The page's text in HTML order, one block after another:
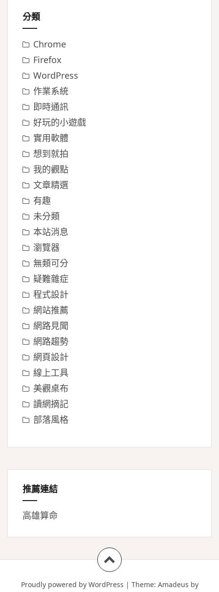
分類
Chrome
Firefox
WordPress
作業系統
即時通訊
好玩的小遊戲
實用軟體
想到就拍
我的觀點
文章精選
有趣
未分類
本站消息
瀏覽器
無類可分
疑難雜症
程式設計
網站推薦
網路見聞
網路趨勢
網頁設計
線上工具
美觀桌布
讀網摘記
部落風格
推薦連結
高雄算命
Proudly powered by WordPress | Theme: Amadeus by